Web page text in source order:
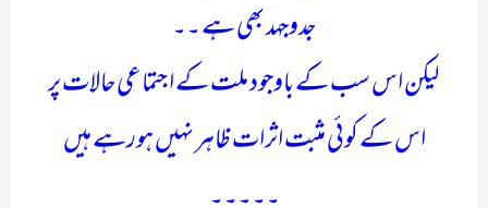
جدوجہد بھی ہے ۔۔
لیکن اس سب کے باوجود ملت کے اجتماعی حالات پر
اس کے کوئی مثبت اثرات ظاہر نہیں ہورہے ہیں
۔۔۔۔۔